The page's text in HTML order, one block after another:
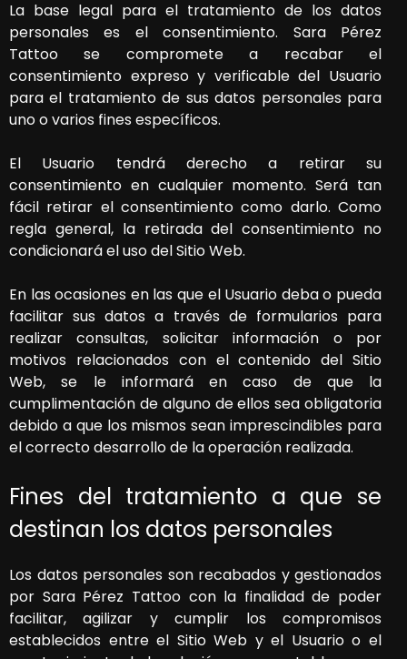
La base legal para el tratamiento de los datos
personales es el consentimiento. Sara Pérez
Tattoo se compromete a recabar el
consentimiento expreso y verificable del Usuario
para el tratamiento de sus datos personales para
uno o varios fines específicos.
El Usuario tendrá derecho a retirar su
consentimiento en cualquier momento. Será tan
fácil retirar el consentimiento como darlo. Como
regla general, la retirada del consentimiento no
condicionará el uso del Sitio Web.
En las ocasiones en las que el Usuario deba o pueda
facilitar sus datos a través de formularios para
realizar consultas, solicitar información o por
motivos relacionados con el contenido del Sitio
Web, se le informará en caso de que la
cumplimentación de alguno de ellos sea obligatoria
debido a que los mismos sean imprescindibles para
el correcto desarrollo de la operación realizada.
Fines del tratamiento a que se
destinan los datos personales
Los datos personales son recabados y gestionados
por Sara Pérez Tattoocon la finalidad de poder
facilitar, agilizar y cumplir los compromisos
establecidos entre el Sitio Web y el Usuario o el